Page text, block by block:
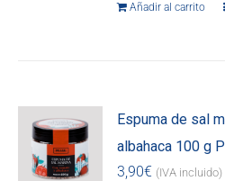
Añadir al carrito
Espuma de sal
albahaca 100 g
3,90€ (IVA incluido)